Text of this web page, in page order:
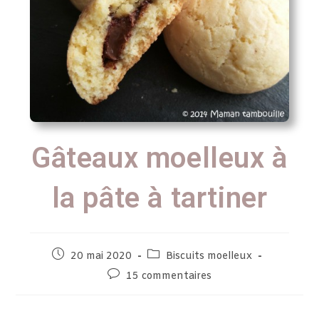
Gâteaux moelleux à
la pâte à tartiner
20 mai 2020
Biscuits moelleux
15 commentaires